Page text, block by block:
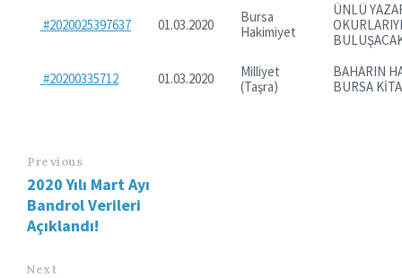
#2020025397637 01.03.2020
Bursa
Hakimiyet
ÜNLÜ
#20200335712 01.03.2020
Milliyet
(Taşra)
BAHARIN
BURSA
Previous
2020 Yılı Mart Ayı
Bandrol Verileri
Açıklandı!
Next